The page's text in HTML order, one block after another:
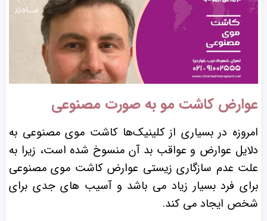
عوارض کاشت مو به صورت مصنوعی
امروزه در بسیاری از کلینیک‌ها کاشت موی مصنوعی به
دلایل عوارض و عواقب بد آن منسوخ شده است، زیرا به
علت عدم سازگاری زیستی عوارض کاشت موی مصنوعی
برای فرد بسیار زیاد می باشد و آسیب های جدی برای
شخص ایجاد می کند.